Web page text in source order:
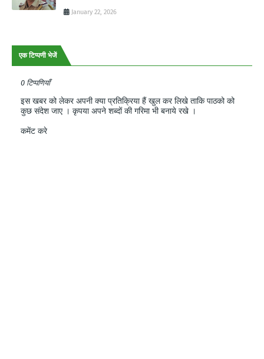
January 22, 2026
एक टिप्पणी भेजें
0 टिप्पणियाँ
इस खबर को लेकर अपनी क्या प्रतिक्रिया हैं खुल कर लिखे ताकि पाठको को
कुछ संदेश जाए । कृपया अपने शब्दों की गरिमा भी बनाये रखे ।
कमेंट करे